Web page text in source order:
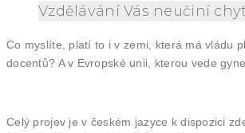
Vzdělávání Vás neučiní
Co myslíte, platí to i v zemi, která má vládu
docentů? A v Evropské unii, kterou vede
Celý projev je v českém jazyce k dispozici